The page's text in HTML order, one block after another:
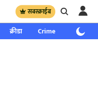
सबस्क्राईब
क्रीडा Crime साप्ताहिक